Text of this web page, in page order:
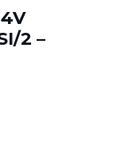
2 –